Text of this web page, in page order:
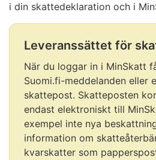
i din skattedeklaration och i
Notisen
börjar.
Leveranssättet för
När du loggar in i MinSkatt
Suomi.fi-meddelanden eller
skattepost. Skatteposten
endast elektroniskt till
exempel inte nya
information om
kvarskatter som